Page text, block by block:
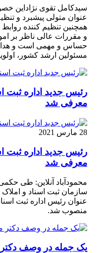
سیدکامل تقوی نژاداین
عنوان متولی پیشبرد و
همچنین تنظیم کننده
و مقررات عالی ناظر بر
حساس و مهمی است و
مسئولین ارشد کشور،
رئیس جدید اداره ثبت
معرفی شد
28 مارس 2021
رئیس جدید اداره ثبت
معرفی شد
محمودآباد آنلاین: طی
سازمان ثبت اسناد و
عنوان رئیس اداره ثبت
منصوب شد.
یک جمله در وصف دکتر